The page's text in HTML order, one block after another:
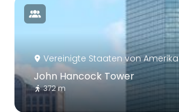
Vereinigte Staaten von Amerika
John Hancock Tower
372 m